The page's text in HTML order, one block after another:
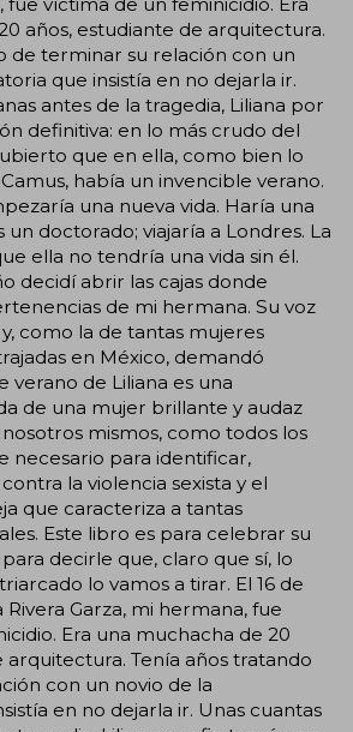
años, estudiante de arquitectura.
de terminar su relación con un
que insistía en no dejarla ir.
antes de la tragedia, Liliana por
definitiva: en lo más crudo del
que en ella, como bien lo
había un invencible verano.
una nueva vida. Haría una
un doctorado; viajaría a Londres. La
ella no tendría una vida sin él.
decidí abrir las cajas donde
de mi hermana. Su voz
como la de tantas mujeres
en México, demandó
verano de Liliana es una
de una mujer brillante y audaz
mismos, como todos los
necesario para identificar,
la violencia sexista y el
que caracteriza a tantas
Este libro es para celebrar su
decirle que, claro que sí, lo
lo vamos a tirar. El 16 de
Rivera Garza, mi hermana, fue
Era una muchacha de 20
arquitectura. Tenía años tratando
con un novio de la
en no dejarla ir. Unas cuantas